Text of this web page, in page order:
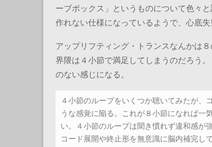
ーブボックス」というものについて色々
作れない仕様になっているようで、心底失
アップリフティング・トランスなんかは
界隈は４小節で満足してしまうのだろう
のない感じになる。
４小節のループをいくつか聴いてみたが、
うな感覚に陥る。これが８小節になれば一
い。４小節のループは聞き慣れず違和感が
コード展開や終止形を無意識に脳内補完し